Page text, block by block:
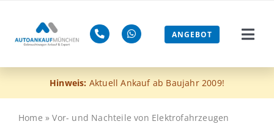
springen
ANGEBOT
Hinweis: Aktuell Ankauf ab Baujahr 2009!
Home »Vor- und Nachteile von Elektrofahrzeugen